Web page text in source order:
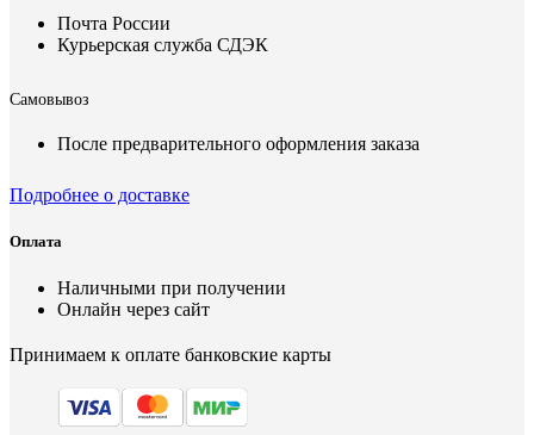
Почта России
Курьерская служба СДЭК
Самовывоз
После предварительного оформления заказа
Подробнее о доставке
Оплата
Наличными при получении
Онлайн через сайт
Принимаем к оплате банковские карты